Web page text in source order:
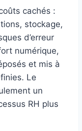
cachés :
stockage,
d’erreur
numérique,
et mis à
Le
un
RH plus